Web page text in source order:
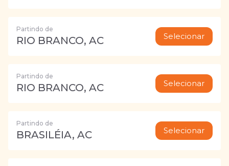
Partindo de
RIO BRANCO, AC Selecionar
Partindo de
RIO BRANCO, AC Selecionar
Partindo de
BRASILÉIA, AC Selecionar